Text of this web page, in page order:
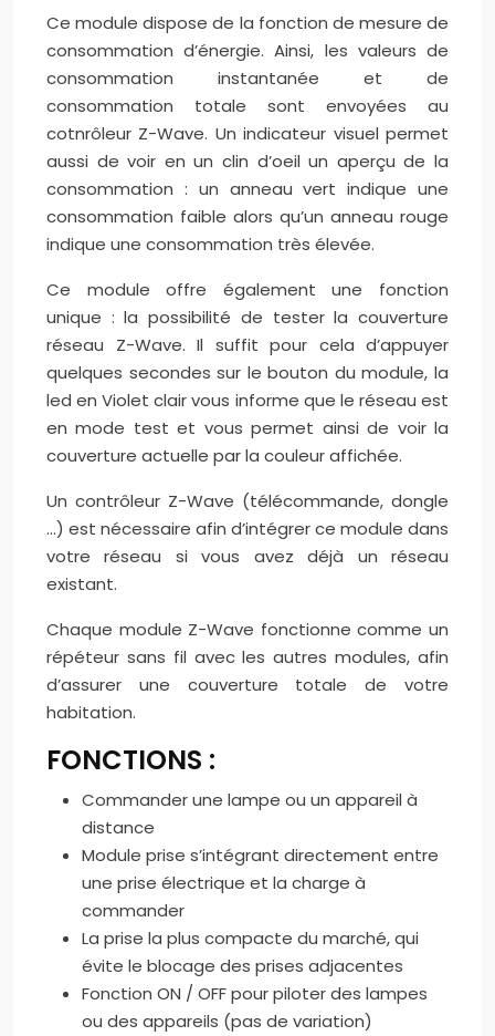
Ce module dispose de la fonction de mesure de
consommation d’énergie. Ainsi, les valeurs de
consommation instantanée et de
consommation totale sont envoyées au
cotnrôleur Z-Wave. Un indicateur visuel permet
aussi de voir en un clin d’oeil un aperçu de la
consommation : un anneau vert indique une
consommation faible alors qu’un anneau rouge
indique une consommation très élevée.
Ce module offre également une fonction
unique : la possibilité de tester la couverture
réseau Z-Wave. Il suffit pour cela d’appuyer
quelques secondes sur le bouton du module, la
led en Violet clair vous informe que le réseau est
en mode test et vous permet ainsi de voir la
couverture actuelle par la couleur affichée.
Un contrôleur Z-Wave (télécommande, dongle
…) est nécessaire afin d’intégrer ce module dans
votre réseau si vous avez déjà un réseau
existant.
Chaque module Z-Wave fonctionne comme un
répéteur sans fil avec les autres modules, afin
d’assurer une couverture totale de votre
habitation.
FONCTIONS :
Commander une lampe ou un appareil à
distance
Module prise s’intégrant directement entre
une prise électrique et la charge à
commander
La prise la plus compacte du marché, qui
évite le blocage des prises adjacentes
Fonction ON / OFF pour piloter des lampes
ou des appareils (pas de variation)